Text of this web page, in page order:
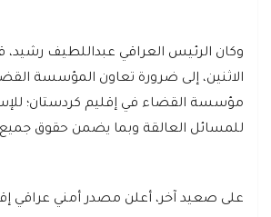
وكان الرئيس العراقي عبداللطيف
الاثنين، إلى ضرورة تعاون المؤسسة
مؤسسة القضاء في إقليم كردستان؛
للمسائل العالقة وبما يضمن حقوق جميع
على صعيد آخر، أعلن مصدر أمني عراقي